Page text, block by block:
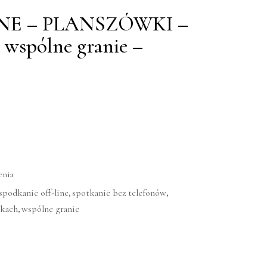
– PLANSZÓWKI –
granie –
off-line,spotkanie bez telefonów,
,wspólne granie